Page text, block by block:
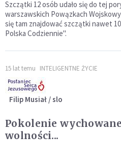
Szczątki 12 osób udało się do tej
warszawskich Powązkach
się tam znajdować szczątki nawet
Polska Codziennie".
15 lat temu INTELIGENTNE ŻYCIE
Filip Musiał / slo
Pokolenie
wolności...